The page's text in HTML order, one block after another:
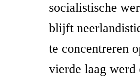
socialistische
blijft
te concentreren
vierde laag werd